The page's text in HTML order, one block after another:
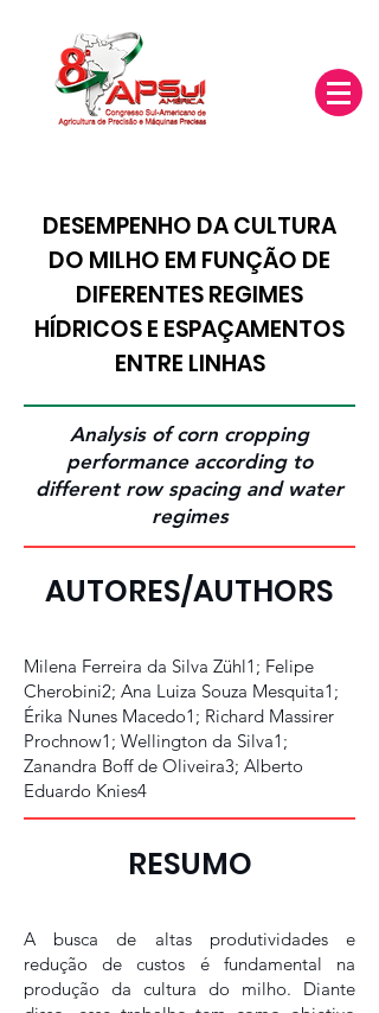
DESEMPENHO DA CULTURA
DO MILHO EM FUNÇÃO DE
DIFERENTES REGIMES
HÍDRICOS E ESPAÇAMENTOS
ENTRE LINHAS
Analysis of corn cropping
performance according to
different row spacing and water
regimes
AUTORES/AUTHORS
Milena Ferreira da Silva Zühl1; Felipe
Cherobini2; Ana Luiza Souza Mesquita1;
Érika Nunes Macedo1; Richard Massirer
Prochnow1; Wellington da Silva1;
Zanandra Boff de Oliveira3; Alberto
Eduardo Knies4
RESUMO
A busca de altas produtividades e
redução de custos é fundamental na
produção da cultura do milho. Diante